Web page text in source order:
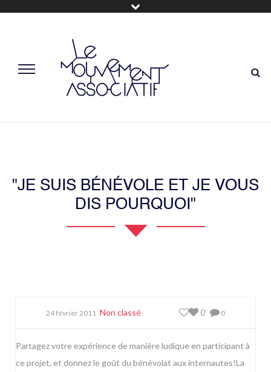
"JE SUIS BÉNÉVOLE ET JE VOUS
DIS POURQUOI"
24 février 2011 Non classé 0
0
Partagez votre expérience de manière ludique en participant à
ce projet, et donnez le goût du bénévolat aux internautes!La